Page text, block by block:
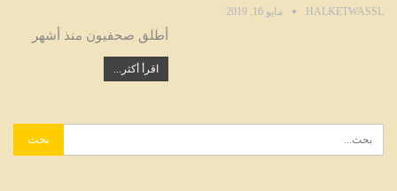
HALKETWASSL مايو 16, 2019
أطلق صحفيون منذ أشهر
اقرأ أكثر...